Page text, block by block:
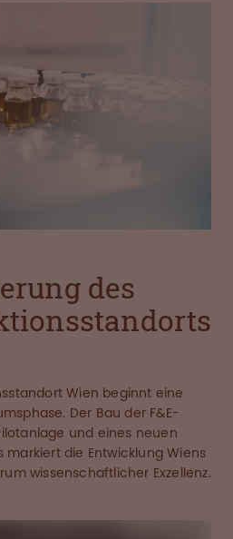
des
Wien beginnt eine
Der Bau der F&E-
und eines neuen
markiert die Entwicklung Wiens
wissenschaftlicher Exzellenz.